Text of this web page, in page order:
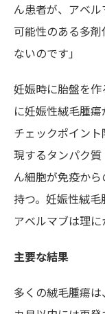
ん患者が、アベ
可能性のある多
ないのです」
妊娠時に胎盤を
に妊娠性絨毛腫
チェックポイン
現するタンパク
ん細胞が免疫か
持つ。妊娠性絨毛
アベルマブは理に
主要な結果
多くの絨毛腫瘍